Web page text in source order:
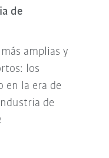
de
amplias y
los
en la era de
de